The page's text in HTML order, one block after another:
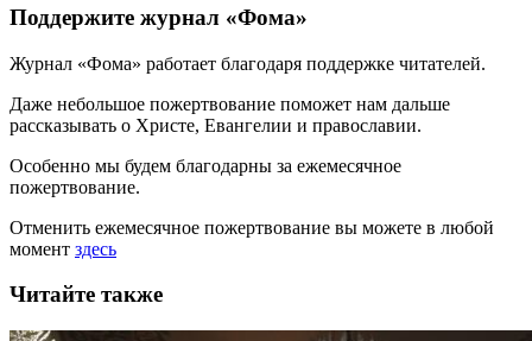
Поддержите журнал «Фома»
Журнал «Фома» работает благодаря поддержке читателей.
Даже небольшое пожертвование поможет нам дальше
рассказывать о Христе, Евангелии и православии.
Особенно мы будем благодарны за ежемесячное
пожертвование.
Отменить ежемесячное пожертвование вы можете в любой
момент здесь
Читайте также